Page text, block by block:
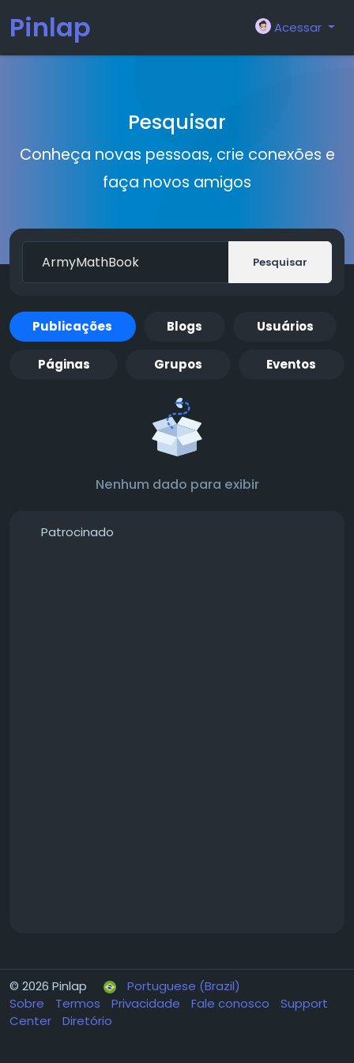
Pinlap Acessar
Pesquisar
Conheça novas pessoas, crie conexões e
faça novos amigos
Pesquisar
Publicações Blogs Usuários
Páginas Grupos Eventos
Nenhum dado para exibir
Patrocinado
© 2026 Pinlap
Portuguese (Brazil)
Sobre
Termos Privacidade Fale conosco
Support
Center
Diretório